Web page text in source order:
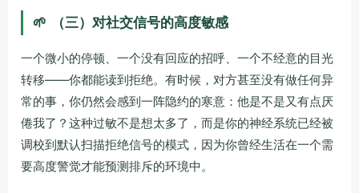
🌱 （三）对社交信号的高度敏感
一个微小的停顿、一个没有回应的招呼、一个不经意的目光
转移——你都能读到拒绝。有时候，对方甚至没有做任何异
常的事，你仍然会感到一阵隐约的寒意：他是不是又有点厌
倦我了？这种过敏不是想太多了，而是你的神经系统已经被
调校到默认扫描拒绝信号的模式，因为你曾经生活在一个需
要高度警觉才能预测排斥的环境中。